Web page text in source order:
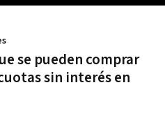
se pueden comprar
sin interés en